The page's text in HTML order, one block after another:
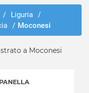
/ Liguria /
/ Moconesi
a Moconesi